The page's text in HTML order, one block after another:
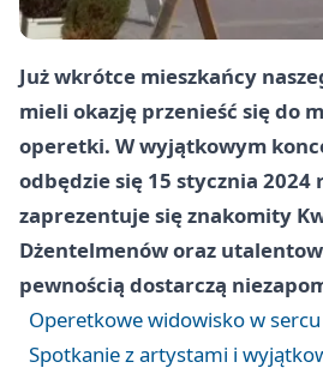
Już wkrótce mieszkańcy
mieli okazję przenieść się do
operetki. W wyjątkowym
odbędzie się 15 stycznia 2024
zaprezentuje się znakomity
Dżentelmenów oraz
pewnością dostarczą
Operetkowe widowisko w
Spotkanie z artystami i